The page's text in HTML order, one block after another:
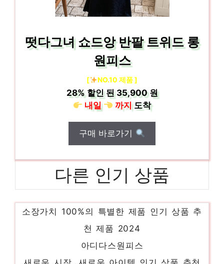
떳다그녀 쇼드앙 반팔 트위드 롱
원피스
[ NO.10 제품 ]
28%할인 된35,900 원
내일
까지도착
구매 바로가기
다른 인기 상품
여성반팔니트
소장가치 100%의 특별한 제품 인기 상품 추